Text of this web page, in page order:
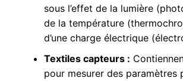
sous l’effet de la lumière
de la température
d’une charge électrique
Textiles capteurs :
pour mesurer des paramètres